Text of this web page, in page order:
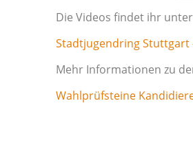
Die Videos findet ihr unter
Stadtjugendring Stuttgart
Mehr Informationen zu
Wahlprüfsteine